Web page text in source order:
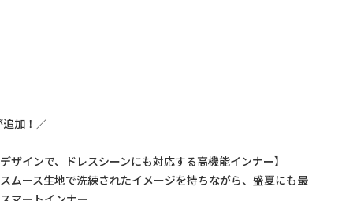
追加！／
ザインで、ドレスシーンにも対応する高機能インナー】
ムース生地で洗練されたイメージを持ちながら、盛夏にも最